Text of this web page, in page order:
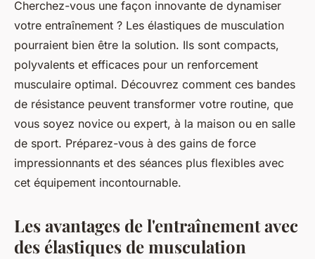
Cherchez-vous une façon innovante de dynamiser
votre entraînement ? Les élastiques de musculation
pourraient bien être la solution. Ils sont compacts,
polyvalents et efficaces pour un renforcement
musculaire optimal. Découvrez comment ces bandes
de résistance peuvent transformer votre routine, que
vous soyez novice ou expert, à la maison ou en salle
de sport. Préparez-vous à des gains de force
impressionnants et des séances plus flexibles avec
cet équipement incontournable.
Les avantages de l'entraînement avec
des élastiques de musculation